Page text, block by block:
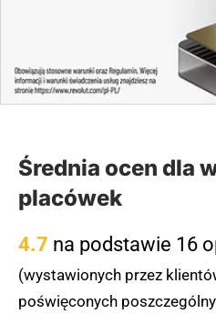
komunikacją miejską, jak i
z pobliskich miejsc
(zgłoś, jeśli ten opis
Średnia ocen dla
placówek
4.7 na podstawie 16
(wystawionych przez
poświęconych